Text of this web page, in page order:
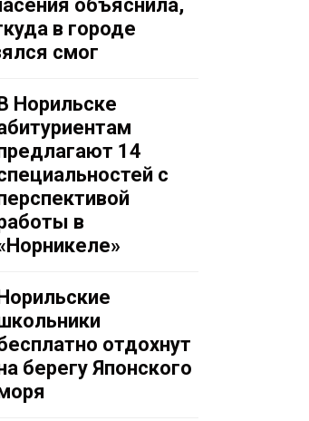
объяснила,
в городе
смог
Норильске
14
с
в
отдохнут
берегу Японского